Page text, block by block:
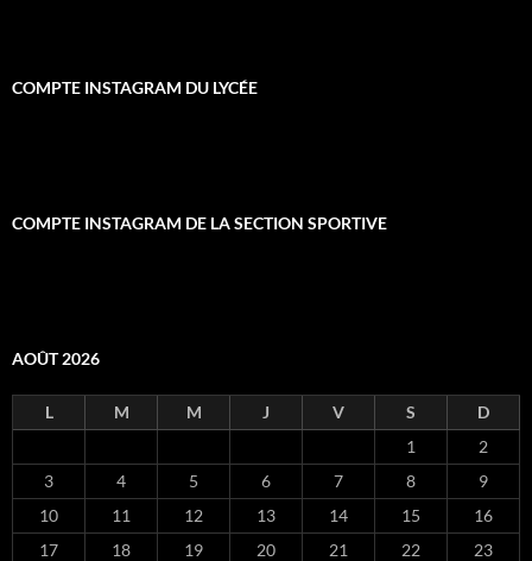
COMPTE INSTAGRAM DU LYCÉE
COMPTE INSTAGRAM DE LA SECTION SPORTIVE
AOÛT 2026
L M M J V S
D
1
2
3
4 5 6 7 8
9
10
11 12 13 14 15
16
17
18 19 20 21 22
23